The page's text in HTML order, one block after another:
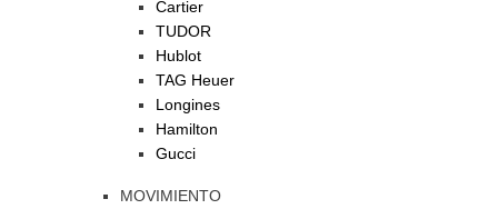
Cartier
TUDOR
Hublot
TAG Heuer
Longines
Hamilton
Gucci
MOVIMIENTO